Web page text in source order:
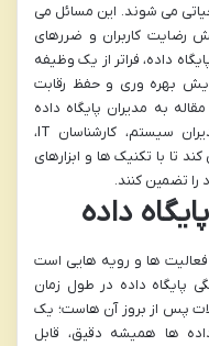
می شوند. این مسائل می
رضایت کاربران و ضررهای
داده، فراتر از یک وظیفه
بهره وری و حفظ رقابت
به مدیران پایگاه داده
(DBAها)، توسعه دهندگان نرم افزار، مدیران سیستم، کارشناسان IT،
تا با تکنیک ها و ابزارهای
را تضمین کنند.
داده
فعالیت ها و رویه هایی است
پایگاه داده در طول زمان
پس از بروز آن هاست؛ یک
ها همیشه دقیق، قابل